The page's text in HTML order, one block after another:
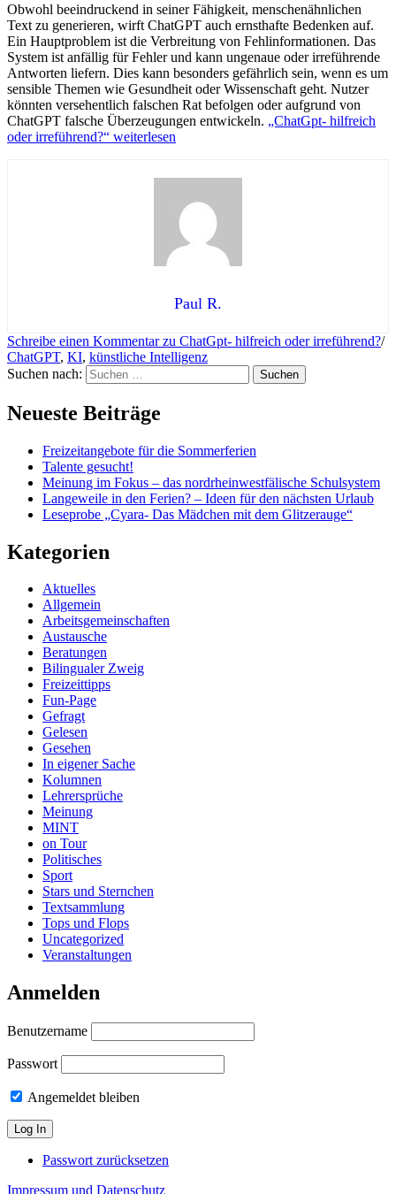
Obwohl beeindruckend in seiner Fähigkeit, menschenähnlichen
Text zu generieren, wirft ChatGPT auch ernsthafte Bedenken auf.
Ein Hauptproblem ist die Verbreitung von Fehlinformationen. Das
System ist anfällig für Fehler und kann ungenaue oder irreführende
Antworten liefern. Dies kann besonders gefährlich sein, wenn es um
sensible Themen wie Gesundheit oder Wissenschaft geht. Nutzer
könnten versehentlich falschen Rat befolgen oder aufgrund von
ChatGPT falsche Überzeugungen entwickeln. „ChatGpt- hilfreich
oder irreführend?“ weiterlesen
Paul R.
Schreibe einen Kommentarzu ChatGpt- hilfreich oder irreführend?/
ChatGPT, KI, künstliche Intelligenz
Suchen nach:
Neueste Beiträge
Freizeitangebote für die Sommerferien
Talente gesucht!
Meinung im Fokus – das nordrheinwestfälische Schulsystem
Langeweile in den Ferien? – Ideen für den nächsten Urlaub
Leseprobe „Cyara- Das Mädchen mit dem Glitzerauge“
Kategorien
Aktuelles
Allgemein
Arbeitsgemeinschaften
Austausche
Beratungen
Bilingualer Zweig
Freizeittipps
Fun-Page
Gefragt
Gelesen
Gesehen
In eigener Sache
Kolumnen
Lehrersprüche
Meinung
MINT
on Tour
Politisches
Sport
Stars und Sternchen
Textsammlung
Tops und Flops
Uncategorized
Veranstaltungen
Anmelden
Benutzername
Passwort
Angemeldet bleiben
Passwort zurücksetzen
Impressum und Datenschutz